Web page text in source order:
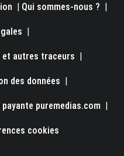
| Qui sommes-nous ? |
|
autres traceurs |
des données |
puremedias.com |
cookies